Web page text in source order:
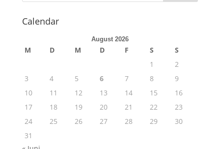
Calendar
August 2026
M D M D F S
S
1
2
3
4 5 6 7 8
9
10
11 12 13 14 15
16
17
18 19 20 21 22
23
24
25 26 27 28 29
30
31